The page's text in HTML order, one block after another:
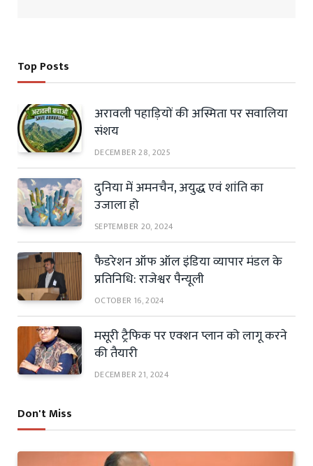
Top Posts
अरावली पहाड़ियों की अस्मिता पर सवालिया
संशय
DECEMBER 28, 2025
दुनिया में अमनचैन, अयुद्ध एवं शांति का
उजाला हो
SEPTEMBER 20, 2024
फैडरेशन ऑफ ऑल इंडिया व्यापार मंडल के
प्रतिनिधि: राजेश्वर पैन्यूली
OCTOBER 16, 2024
मसूरी ट्रैफिक पर एक्शन प्लान को लागू करने
की तैयारी
DECEMBER 21, 2024
Don't Miss